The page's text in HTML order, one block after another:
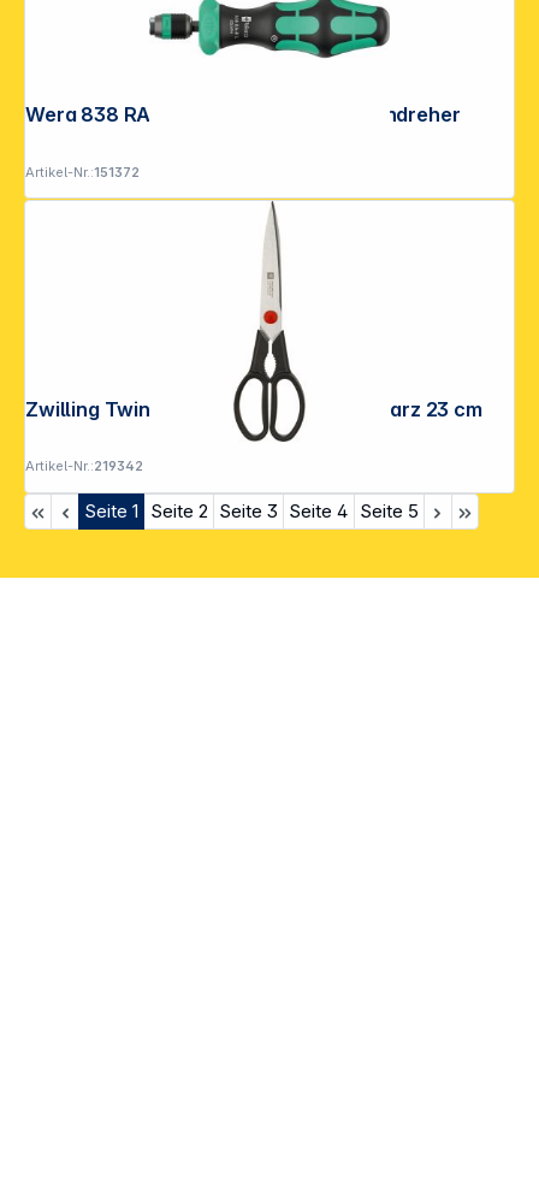
Wera 838 RA-R L Ratschen- schraubendreher
Artikel-Nr.:151372
Zwilling Twin L Vielzweckschere schwarz 23 cm
Artikel-Nr.:219342
Seite 1 Seite 2 Seite 3 Seite 4 Seite 5
Copyright © 2001 - 2026 DGH - Alle Rechte vorbehalten.